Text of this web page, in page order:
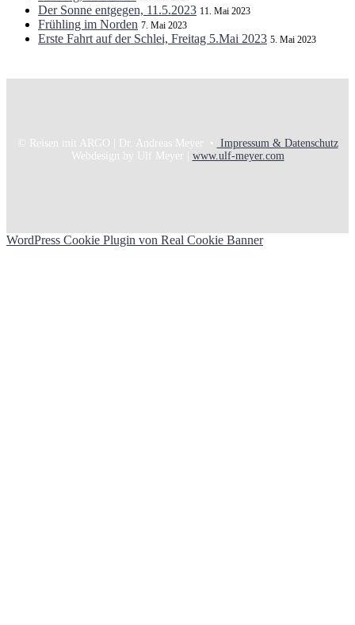
Der Sonne entgegen, 11.5.2023 11. Mai 2023
Frühling im Norden 7. Mai 2023
Erste Fahrt auf der Schlei, Freitag 5.Mai 2023 5. Mai 2023
© Reisen mit ARGO | Dr. Andreas Meyer • Impressum & Datenschutz
Webdesign by Ulf Meyer | www.ulf-meyer.com
WordPress Cookie Plugin von Real Cookie Banner